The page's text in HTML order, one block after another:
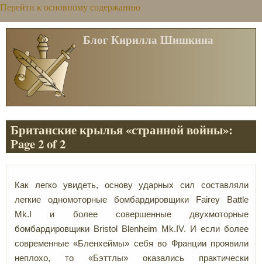
Перейти к основному содержанию
Блог Кирилла Шишкина
Британские крылья «странной войны»:
Page 2 of 2
Как легко увидеть, основу ударных сил составляли
легкие одномоторные бомбардировщики Fairey
Battle
Mk.I и более совершенные двухмоторные
бомбардировщики Bristol
Blenheim Mk.IV. И если более
современные «Бленхеймы» себя во Франции проявили
неплохо, то «Бэттлы» оказались практически